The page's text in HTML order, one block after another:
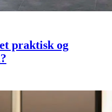
praktisk og